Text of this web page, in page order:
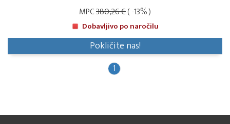
MPC380,26 €( -13% )
Dobavljivo po naročilu
Pokličite nas!
1